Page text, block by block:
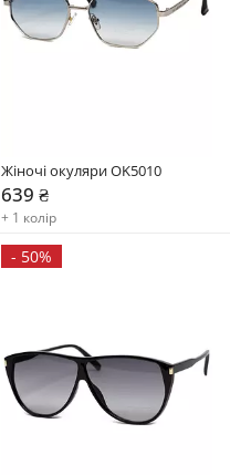
Жіночі окуляри OK5010
639 ₴
+ 1 колір
- 50%